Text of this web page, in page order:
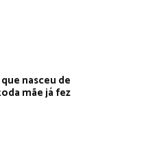
nasceu de
mãe já fez